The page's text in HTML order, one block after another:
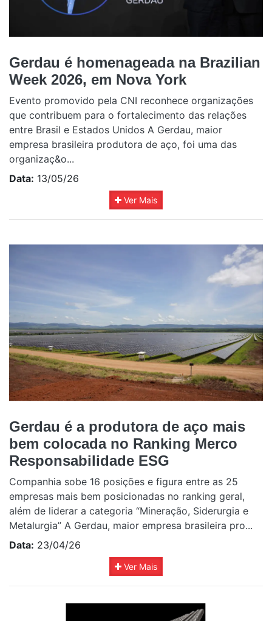
Gerdau é homenageada na Brazilian
Week 2026, em Nova York
Evento promovido pela CNI reconhece organizações
que contribuem para o fortalecimento das relações
entre Brasil e Estados Unidos A Gerdau, maior
empresa brasileira produtora de aço, foi uma das
organizaç&o...
Data: 13/05/26
Ver Mais
Gerdau é a produtora de aço mais
bem colocada no Ranking Merco
Responsabilidade ESG
Companhia sobe 16 posições e figura entre as 25
empresas mais bem posicionadas no ranking geral,
além de liderar a categoria “Mineração, Siderurgia e
Metalurgia” A Gerdau, maior empresa brasileira pro...
Data: 23/04/26
Ver Mais